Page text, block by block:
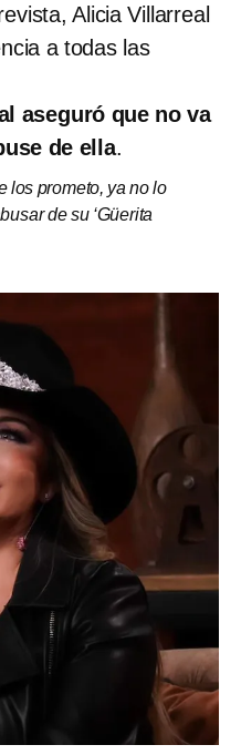
Alicia Villarreal
a todas las
aseguró que no va
de ella.
los prometo, ya no lo
de su ‘Güerita